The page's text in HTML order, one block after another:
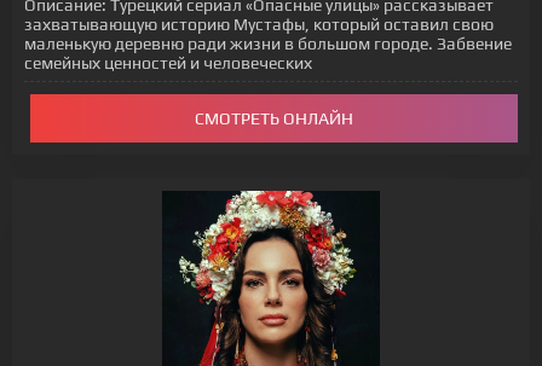
Описание: Турецкий сериал «Опасные улицы» рассказывает
захватывающую историю Мустафы, который оставил свою
маленькую деревню ради жизни в большом городе. Забвение
семейных ценностей и человеческих
СМОТРЕТЬ ОНЛАЙН